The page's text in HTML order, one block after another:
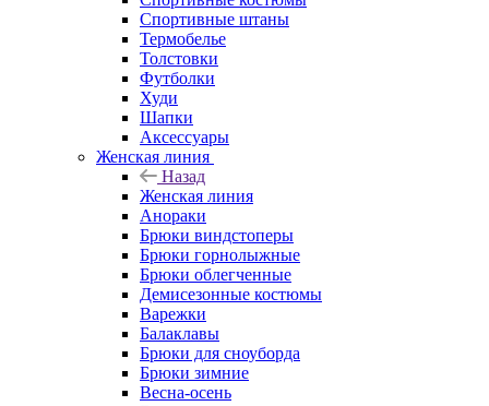
Спортивные штаны
Термобелье
Толстовки
Футболки
Худи
Шапки
Аксессуары
Женская линия
Назад
Женская линия
Анораки
Брюки виндстоперы
Брюки горнолыжные
Брюки облегченные
Демисезонные костюмы
Варежки
Балаклавы
Брюки для сноуборда
Брюки зимние
Весна-осень